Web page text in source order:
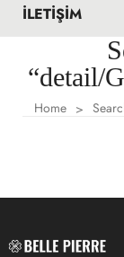
İLETIŞIM
“detail/
Home >